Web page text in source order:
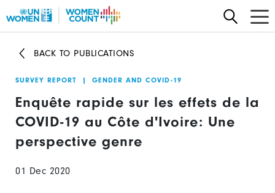
to
content
BACK TO PUBLICATIONS
SURVEY REPORT | GENDER AND COVID-19
Enquête rapide sur les effets de la
COVID-19 au Côte d'Ivoire: Une
perspective genre
01 Dec 2020